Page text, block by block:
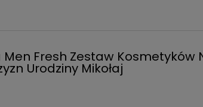
Men Fresh Zestaw Kosmetyków
Urodziny Mikołaj